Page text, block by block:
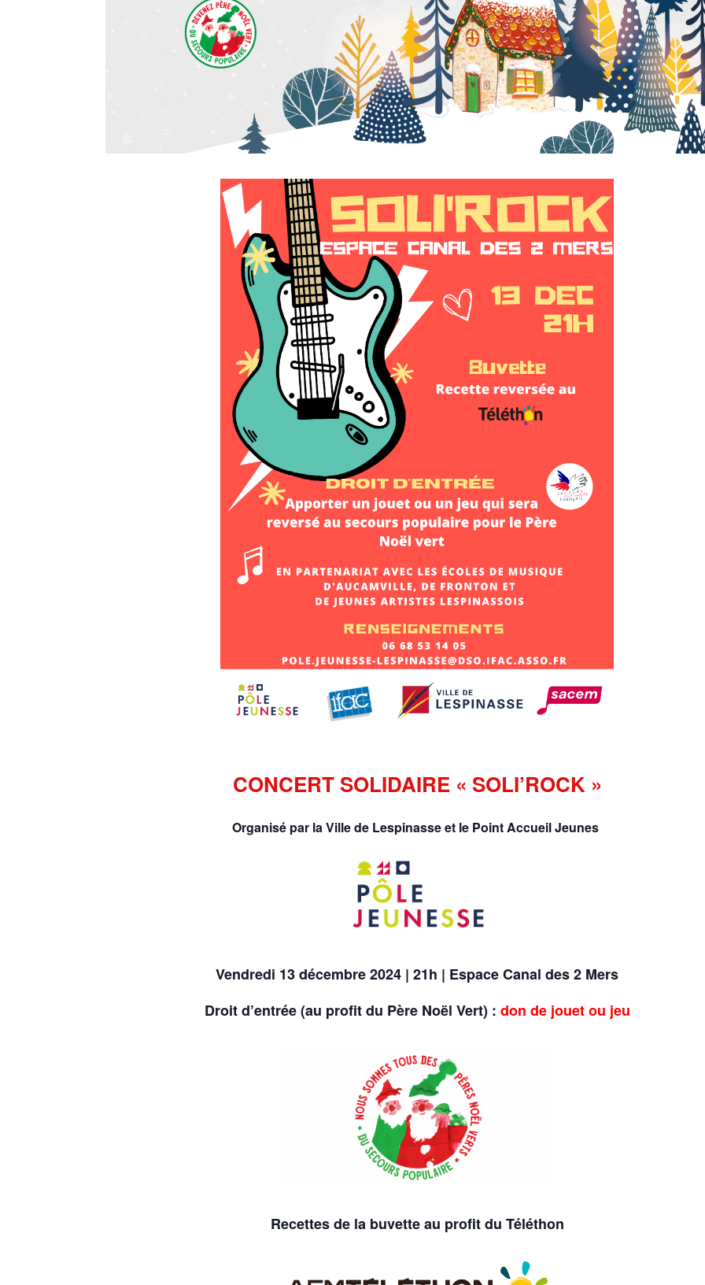
CONCERT SOLIDAIRE « SOLI’ROCK »
Organisé par la Ville de Lespinasse et le Point Accueil Jeunes
Vendredi 13 décembre 2024 | 21h | Espace Canal des 2 Mers
Droit d’entrée (au profit du Père Noël Vert) : don de jouet ou jeu
Recettes de la buvette au profit du Téléthon